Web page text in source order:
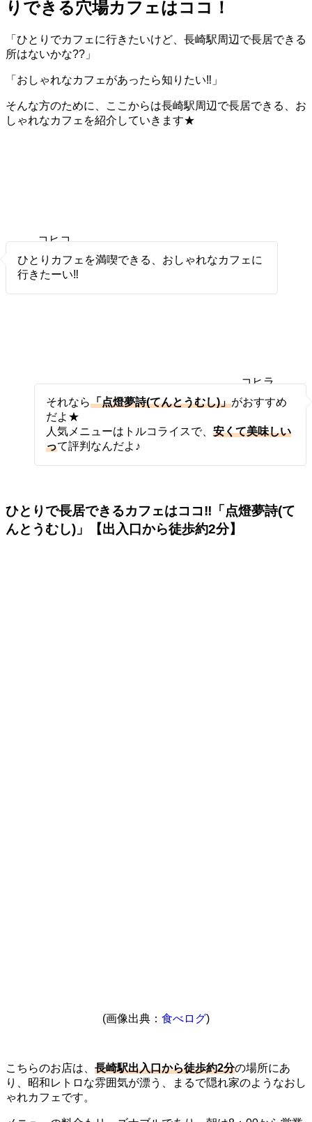
りできる穴場カフェはココ！
「ひとりでカフェに行きたいけど、長崎駅周辺で長居できる
所はないかな??」
「おしゃれなカフェがあったら知りたい‼」
そんな方のために、ここからは長崎駅周辺で長居できる、お
しゃれなカフェを紹介していきます★
コヒコ
ひとりカフェを満喫できる、おしゃれなカフェに
行きたーい‼
コヒラ
それなら「点燈夢詩(てんとうむし)」がおすすめ
だよ★
人気メニューはトルコライスで、 安くて美味しい
って評判なんだよ♪
ひとりで長居できるカフェはココ‼「点燈夢詩(て
んとうむし)」【出入口から徒歩約2分】
(画像出典： 食べログ)
こちらのお店は、 長崎駅出入口から徒歩約2分の場所にあ
り、昭和レトロな雰囲気が漂う、まるで隠れ家のようなおし
ゃれカフェです。